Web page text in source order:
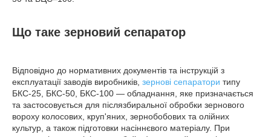
Що таке зерновий сепаратор
Відповідно до нормативних документів та інструкцій з
експлуатації заводів виробників, зернові сепаратори типу
БКС-25, БКС-50, БКС-100 — обладнання, яке призначається
та застосовується для післязбиральної обробки зернового
вороху колосових, круп'яних, зернобобових та олійних
культур, а також підготовки насіннєвого матеріалу. При